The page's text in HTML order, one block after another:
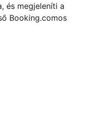
és megjeleníti a
Booking.comos